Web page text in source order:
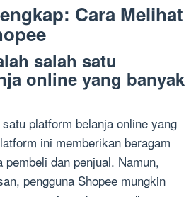
Cara Melihat
salah satu
online yang banyak
platform belanja online yang
ini memberikan beragam
pembeli dan penjual. Namun,
pengguna Shopee mungkin